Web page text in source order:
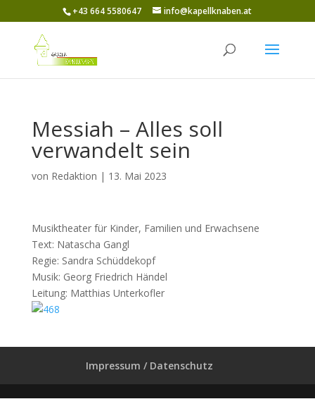
+43 664 5580647 info@kapellknaben.at
Messiah – Alles soll
verwandelt sein
von Redaktion | 13. Mai 2023
Musiktheater für Kinder, Familien und Erwachsene
Text: Natascha Gangl
Regie: Sandra Schüddekopf
Musik: Georg Friedrich Händel
Leitung: Matthias Unterkofler
Impressum / Datenschutz